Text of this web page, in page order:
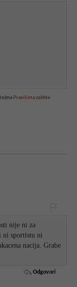
Pravilima zaštite
nije ni za
ni sportistu ni
nacija. Grabe
Odgovori